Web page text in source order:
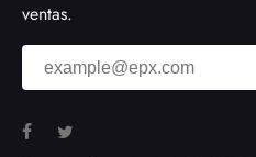
ventas.